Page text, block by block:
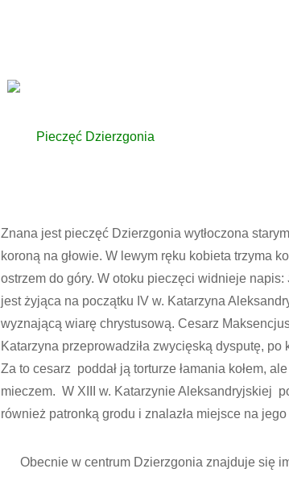
Pieczęć Dzierzgonia
Znana jest pieczęć Dzierzgonia wytłoczona
koroną na głowie. W lewym ręku kobieta trzyma
ostrzem do góry. W otoku pieczęci widnieje napis:
jest żyjąca na początku IV w. Katarzyna
wyznającą wiarę chrystusową. Cesarz
Katarzyna przeprowadziła zwycięską dysputę,
Za to cesarz poddał ją torturze łamania kołem,
mieczem. W XIII w. Katarzynie Aleksandryjskiej
również patronką grodu i znalazła miejsce na
Obecnie w centrum Dzierzgonia znajduje się